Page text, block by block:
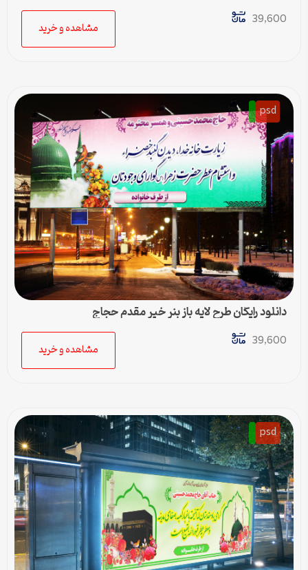
39,600
مشاهده و خرید
psd
دانلود رایگان طرح لایه باز بنر خیر مقدم حجاج
39,600
مشاهده و خرید
psd